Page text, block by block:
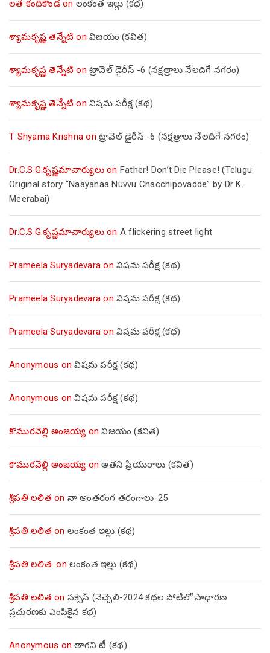
లత కందికొండon లంకంత ఇల్లు (కథ)
శ్యామకృష్ణ తెన్నేటి on విజయం (కవిత)
శ్యామకృష్ణ తెన్నేటి on ట్రావెల్ డైరీస్ -6 (నక్షత్రాలు నేలదిగే నగరం)
శ్యామకృష్ణ తెన్నేటి on విషమ పరీక్ష (క‌థ‌)
T Shyama Krishna on ట్రావెల్ డైరీస్ -6 (నక్షత్రాలు నేలదిగే నగరం)
Dr.C.S.G.కృష్ణమాచార్యులుon Father! Don’t Die Please! (Telugu
Original story “Naayanaa Nuvvu Chacchipovadde” by Dr K.
Meerabai)
Dr.C.S.G.కృష్ణమాచార్యులుon A flickering street light
Prameela Suryadevara on విషమ పరీక్ష (క‌థ‌)
Prameela Suryadevara on విషమ పరీక్ష (క‌థ‌)
Prameela Suryadevara on విషమ పరీక్ష (క‌థ‌)
Anonymous onవిషమ పరీక్ష (క‌థ‌)
Anonymous onవిషమ పరీక్ష (క‌థ‌)
కొమురవెల్లి అంజయ్య onవిజయం (కవిత)
కొమురవెల్లి అంజయ్య onఅతని ప్రియురాలు (కవిత)
శ్రీపతి లలిత on నా అంతరంగ తరంగాలు-25
శ్రీపతి లలిత on లంకంత ఇల్లు (కథ)
శ్రీపతి లలిత. on లంకంత ఇల్లు (కథ)
శ్రీపతి లలిత on సక్సెస్ (నెచ్చెలి-2024 కథల పోటీలో సాధారణ
ప్రచురణకు ఎంపికైన కథ)
Anonymous onతాగని టీ (కథ)